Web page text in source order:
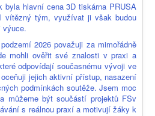
byla hlavní cena 3D tiskárna PRUSA
vítězný tým, využívat ji však budou
výuce.
2026 považuji za mimořádně
mohli ověřit své znalosti v praxi a
odpovídají současnému vývoji ve
jejich aktivní přístup, nasazení
podmínkách soutěže. Jsem moc
můžeme být součástí projektů FSv
s reálnou praxí a motivují žáky k